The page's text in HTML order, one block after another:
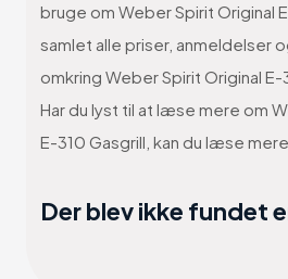
bruge om Weber Spirit Original
samlet alle priser, anmeldelser
omkring Weber Spirit Original E-
Har du lyst til at læse mere om
E-310 Gasgrill, kan du læse mere
Der blev ikke fundet